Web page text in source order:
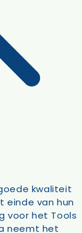
kwaliteit
einde van hun
voor het Tools
neemt het